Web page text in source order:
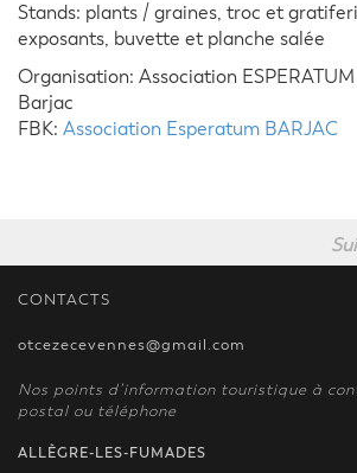
Stands: plants / graines, troc et
exposants, buvette et planche salée
Organisation: Association ESPERATUM
Barjac
FBK: Association Esperatum BARJAC
CONTACTS
otcezecevennes@gmail.com
Nos points d’information touristique à
postal ou téléphone
ALLÈGRE-LES-FUMADES